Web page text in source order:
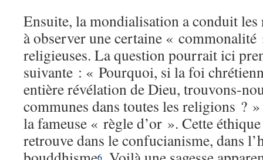
Ensuite, la mondialisation a conduit
à observer une certaine « commonalité
religieuses. La question pourrait ici
suivante : « Pourquoi, si la foi
entière révélation de Dieu, trouvons-
communes dans toutes les religions ?
la fameuse « règle d’or ». Cette
retrouve dans le confucianisme, dans
6